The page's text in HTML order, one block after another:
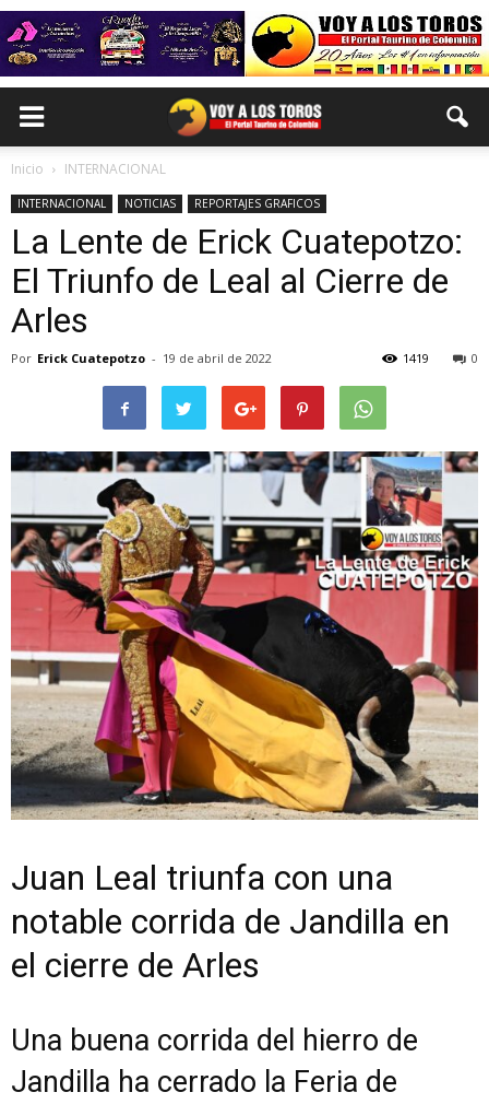
Inicio INTERNACIONAL
INTERNACIONAL NOTICIAS REPORTAJES GRAFICOS
La Lente de Erick Cuatepotzo:
El Triunfo de Leal al Cierre de
Arles
Por Erick Cuatepotzo - 19 de abril de 2022 0
1419
Juan Leal triunfa con una
notable corrida de Jandilla en
el cierre de Arles
Una buena corrida del hierro de
Jandilla ha cerrado la Feria de